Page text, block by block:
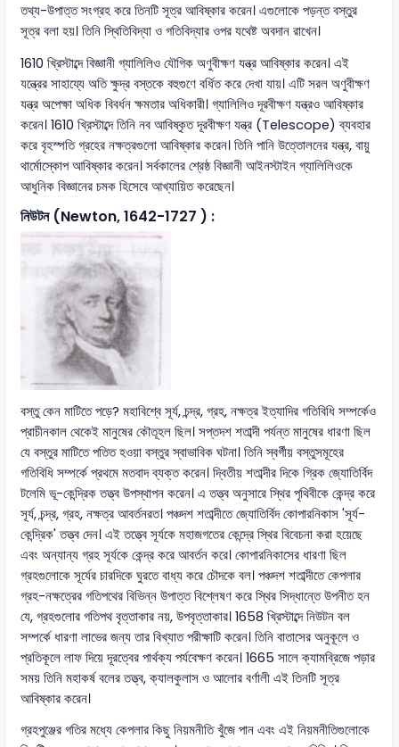
তথ্য-উপাত্ত সংগ্রহ করে তিনটি সূত্র আবিষ্কার করেন। এগুলোকে পড়ন্ত বস্তুর
সূত্র বলা হয়। তিনি স্থিতিবিদ্যা ও গতিবিদ্যার ওপর যথেষ্ট অবদান রাখেন।
1610 খ্রিস্টাব্দে বিজ্ঞানী গ্যালিলিও যৌগিক অণুবীক্ষণ যন্ত্র আবিষ্কার করেন। এই
যন্ত্রের সাহায্যে অতি ক্ষুদ্র বস্তকে বহুগুণে বর্ধিত করে দেখা যায়। এটি সরল অণুবীক্ষণ
যন্ত্র অপেক্ষা অধিক বিবর্ধন ক্ষমতার অধিকারী। গ্যালিলিও দূরবীক্ষণ যন্ত্রও আবিষ্কার
করেন। 1610 খ্রিস্টাব্দে তিনি নব আবিষ্কৃত দূরবীক্ষণ যন্ত্র (Telescope) ব্যবহার
করে বৃহস্পতি গ্রহের নক্ষত্রগুলো আবিষ্কার করেন। তিনি পানি উত্তোলনের যন্ত্র, বায়ু
থার্মোস্কোপ আবিষ্কার করেন। সর্বকালের শ্রেষ্ঠ বিজ্ঞানী আইনস্টাইন গ্যালিলিওকে
আধুনিক বিজ্ঞানের চমক হিসেবে আখ্যায়িত করেছেন।
নিউটন (Newton, 1642-1727 ) :
বস্তু কেন মাটিতে পড়ে? মহাবিশ্বে সূর্য, চন্দ্র, গ্রহ, নক্ষত্র ইত্যাদির গতিবিধি সম্পর্কেও
প্রাচীনকাল থেকেই মানুষের কৌতূহল ছিল। সপ্তদশ শতাব্দী পর্যন্ত মানুষের ধারণা ছিল
যে বস্তুর মাটিতে পতিত হওয়া বস্তুর স্বাভাবিক ঘটনা। তিনি স্বর্গীয় বস্তুসমূহের
গতিবিধি সম্পর্কে প্রথমে মতবাদ ব্যক্ত করেন। দ্বিতীয় শতাব্দীর দিকে গ্রিক জ্যোতির্বিদ
টলেমি ভূ-কেন্দ্রিক তত্ত্ব উপস্থাপন করেন। এ তত্ত্ব অনুসারে স্থির পৃথিবীকে কেন্দ্র করে
সূর্য, চন্দ্র, গ্রহ, নক্ষত্র আবর্তনরত। পঞ্চদশ শতাব্দীতে জ্যোতির্বিদ কোপারনিকাস 'সূর্য-
কেন্দ্রিক' তত্ত্ব দেন। এই তত্ত্বে সূর্যকে মহাজগতের কেন্দ্রে স্থির বিবেচনা করা হয়েছে
এবং অন্যান্য গ্রহ সূর্যকে কেন্দ্র করে আবর্তন করে। কোপারনিকাসের ধারণা ছিল
গ্রহগুলোকে সূর্যের চারদিকে ঘুরতে বাধ্য করে চৌদকে বল। পঞ্চদশ শতাব্দীতে কেপলার
গ্রহ-নক্ষত্রের গতিপথের বিভিন্ন উপাত্ত বিশ্লেষণ করে স্থির সিদ্ধান্তে উপনীত হন
যে, গ্রহগুলোর গতিপথ বৃত্তাকার নয়, উপবৃত্তাকার। 1658 খ্রিস্টাব্দে নিউটন বল
সম্পর্কে ধারণা লাভের জন্য তার বিখ্যাত পরীক্ষাটি করেন। তিনি বাতাসের অনুকূলে ও
প্রতিকূলে লাফ দিয়ে দূরত্বের পার্থক্য পর্যবেক্ষণ করেন। 1665 সালে ক্যামব্রিজে পড়ার
সময় তিনি মহাকর্ষ বলের তত্ত্ব, ক্যালকুলাস ও আলোর বর্ণালী এই তিনটি সূত্র
আবিষ্কার করেন।
গ্রহপুঞ্জের গতির মধ্যে কেপলার কিছু নিয়মনীতি খুঁজে পান এবং এই নিয়মনীতিগুলোকে